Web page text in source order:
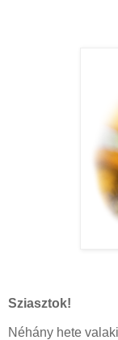
Sziasztok!
Néhány hete